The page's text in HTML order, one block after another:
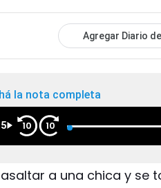
Agregar Diario
la nota completa
10 10
a una chica y se